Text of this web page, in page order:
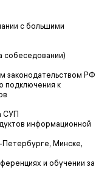
с большими
собеседовании)
законодательством РФ
подключения к
СУП
информационной
Минске,
и обучении за